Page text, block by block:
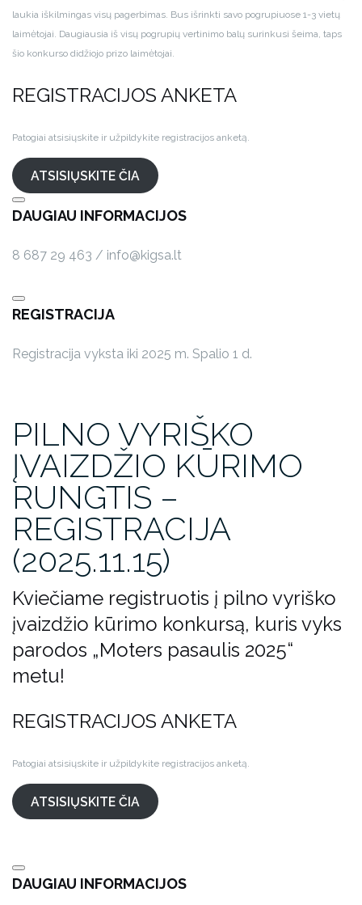
laukia iškilmingas visų pagerbimas. Bus išrinkti savo pogrupiuose 1-3 vietų
laimėtojai. Daugiausia iš visų pogrupių vertinimo balų surinkusi šeima, taps
šio konkurso didžiojo prizo laimėtojai.
REGISTRACIJOS ANKETA
Patogiai atsisiųskite ir užpildykite registracijos anketą.
ATSISIŲSKITE ČIA
DAUGIAU INFORMACIJOS
8 687 29 463 / info@kigsa.lt
REGISTRACIJA
Registracija vyksta iki 2025 m. Spalio 1 d.
PILNO VYRIŠKO
ĮVAIZDŽIO KŪRIMO
RUNGTIS –
REGISTRACIJA
(2025.11.15)
Kviečiame registruotis į pilno vyriško
įvaizdžio kūrimo konkursą, kuris vyks
parodos „Moters pasaulis 2025“
metu!
REGISTRACIJOS ANKETA
Patogiai atsisiųskite ir užpildykite registracijos anketą.
ATSISIŲSKITE ČIA
DAUGIAU INFORMACIJOS